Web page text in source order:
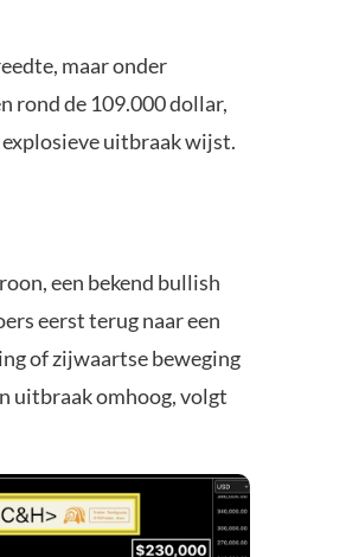
maar onder
rond de 109.000 dollar,
uitbraak wijst.
een bekend bullish
eerst terug naar een
of zijwaartse beweging
uitbraak omhoog, volgt